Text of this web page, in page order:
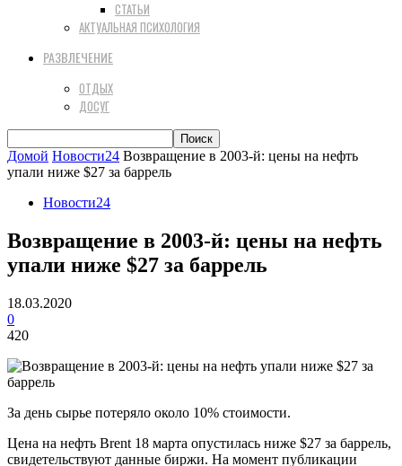
СТАТЬИ
АКТУАЛЬНАЯ ПСИХОЛОГИЯ
РАЗВЛЕЧЕНИЕ
ОТДЫХ
ДОСУГ
Домой Новости24 Возвращение в 2003-й: цены на нефть
упали ниже $27 за баррель
Новости24
Возвращение в 2003-й: цены на нефть
упали ниже $27 за баррель
18.03.2020
0
420
За день сырье потеряло около 10% стоимости.
Цена на нефть Brent 18 марта опустилась ниже $27 за баррель,
свидетельствуют данные биржи. На момент публикации